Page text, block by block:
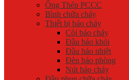
Ống Thép PCCC
Bình chữa cháy
Thiết bị báo cháy
Còi báo cháy
Đầu báo khói
Đầu báo nhiệt
Đèn báo phòng
Nút báo cháy